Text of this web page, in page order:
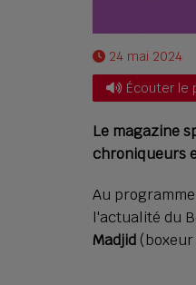
24 mai 2024
Écouter le
Le magazine
chroniqueurs
Au
l'actualité du
Madjid